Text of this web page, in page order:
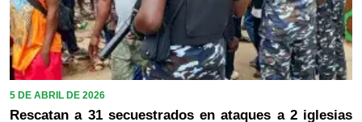
5 DE ABRIL DE 2026
Rescatan a 31 secuestrados en ataques a 2 iglesias